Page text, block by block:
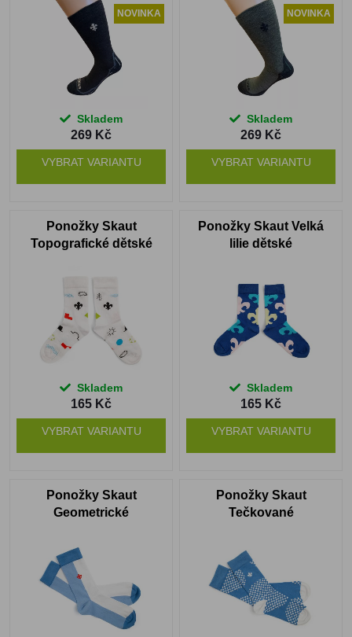
NOVINKA
Skladem
269 Kč
VYBRAT VARIANTU
NOVINKA
Skladem
269 Kč
VYBRAT VARIANTU
Ponožky Skaut
Topografické dětské
Skladem
165 Kč
VYBRAT VARIANTU
Ponožky Skaut Velká
lilie dětské
Skladem
165 Kč
VYBRAT VARIANTU
Ponožky Skaut
Geometrické
Ponožky Skaut
Tečkované